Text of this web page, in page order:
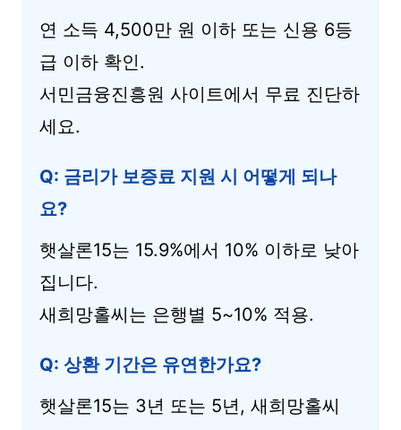
연 소득 4,500만 원 이하 또는 신용 6등
급 이하 확인.
서민금융진흥원 사이트에서 무료 진단하
세요.
Q: 금리가 보증료 지원 시 어떻게 되나
요?
햇살론15는 15.9%에서 10% 이하로 낮아
집니다.
새희망홀씨는 은행별 5~10% 적용.
Q: 상환 기간은 유연한가요?
햇살론15는 3년 또는 5년, 새희망홀씨